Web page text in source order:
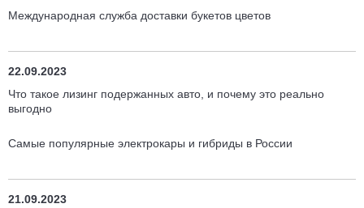
Международная служба доставки букетов цветов
22.09.2023
Что такое лизинг подержанных авто, и почему это реально
выгодно
Cамые популярные электрокары и гибриды в России
21.09.2023